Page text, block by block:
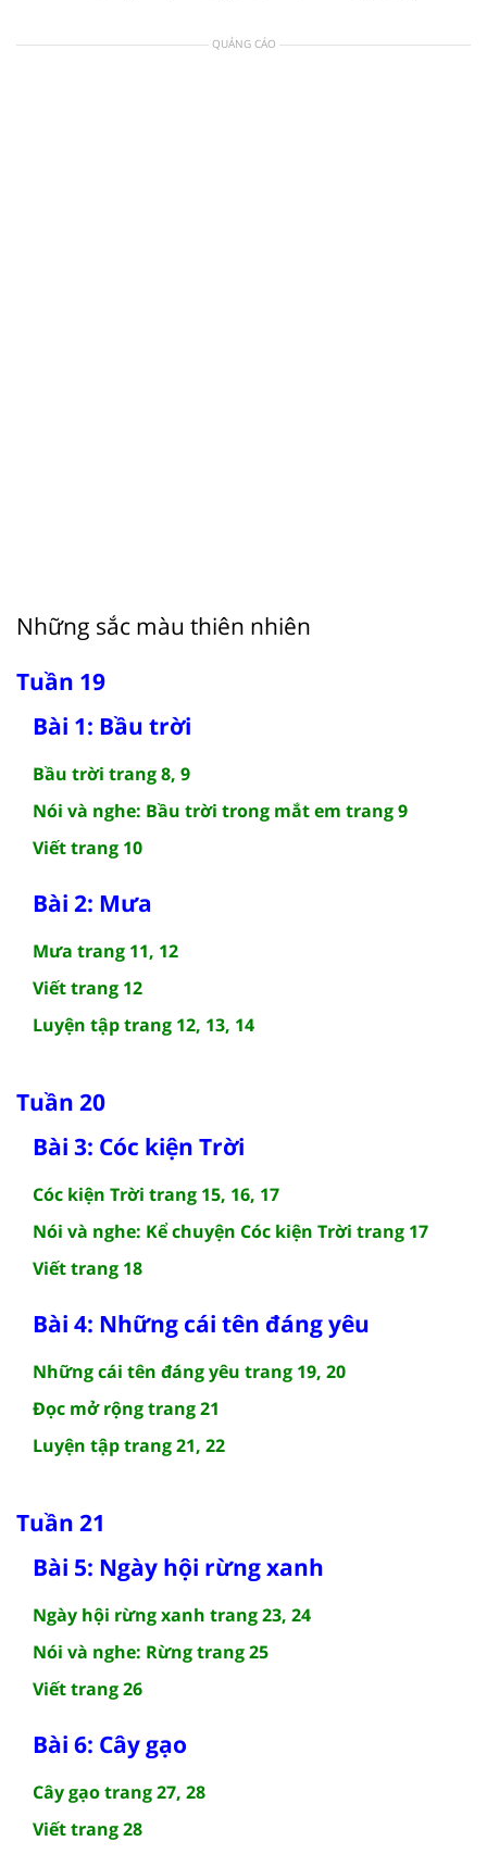
QUẢNG CÁO
Những sắc màu thiên nhiên
Tuần 19
Bài 1: Bầu trời
Bầu trời trang 8, 9
Nói và nghe: Bầu trời trong mắt em trang 9
Viết trang 10
Bài 2: Mưa
Mưa trang 11, 12
Viết trang 12
Luyện tập trang 12, 13, 14
Tuần 20
Bài 3: Cóc kiện Trời
Cóc kiện Trời trang 15, 16, 17
Nói và nghe: Kể chuyện Cóc kiện Trời trang 17
Viết trang 18
Bài 4: Những cái tên đáng yêu
Những cái tên đáng yêu trang 19, 20
Đọc mở rộng trang 21
Luyện tập trang 21, 22
Tuần 21
Bài 5: Ngày hội rừng xanh
Ngày hội rừng xanh trang 23, 24
Nói và nghe: Rừng trang 25
Viết trang 26
Bài 6: Cây gạo
Cây gạo trang 27, 28
Viết trang 28